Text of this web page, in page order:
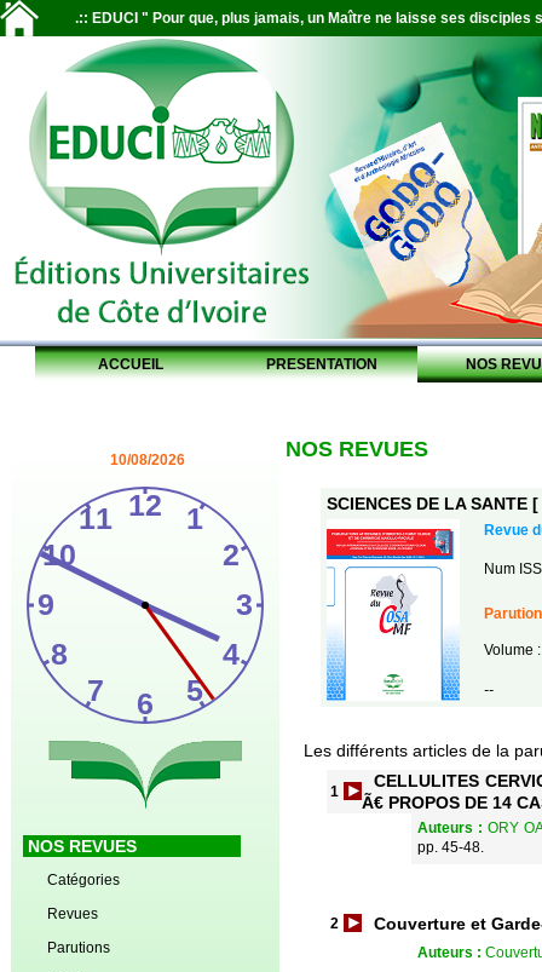
.:: EDUCI " Pour que, plus jamais, un Maître ne laisse ses disciples
ACCUEIL PRESENTATION NOS
10/08/2026
NOS REVUES
Catégories
Revues
Parutions
NOS REVUES
SCIENCES DE LA SANTE
Revue
Num
Volume
--
Les différents articles de la
1
CELLULITES
Ã€ PROPOS DE 14
Auteurs : ORY
pp. 45-48.
2 Couverture et
Auteurs :